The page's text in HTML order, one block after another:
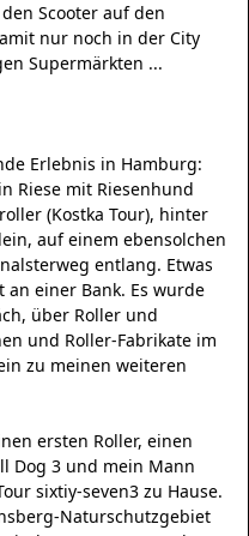
Scooter auf den
nur noch in der City
Supermärkten ...
Erlebnis in Hamburg:
Riese mit Riesenhund
(Kostka Tour), hinter
auf einem ebensolchen
entlang. Etwas
einer Bank. Es wurde
über Roller und
und Roller-Fabrikate im
zu meinen weiteren
ersten Roller, einen
Dog 3 und mein Mann
sixtiy-seven3 zu Hause.
Naturschutzgebiet